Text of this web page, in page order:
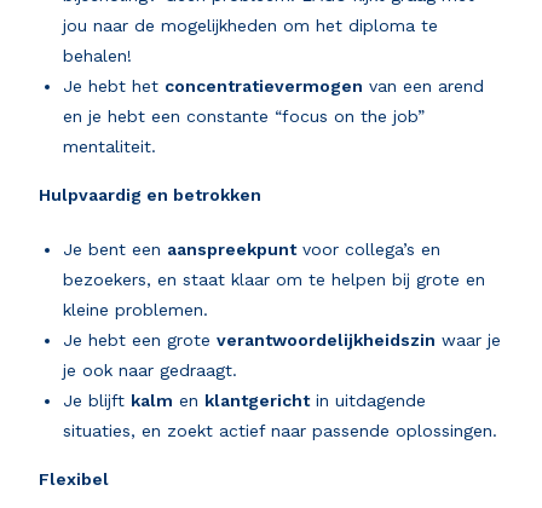
jou naar de mogelijkheden om het diploma te
behalen!
Je hebt het concentratievermogen van een arend
en je hebt een constante “focus on the job”
mentaliteit.
Hulpvaardig en betrokken
Je bent een aanspreekpuntvoor collega’s en
bezoekers, en staat klaar om te helpen bij grote en
kleine problemen.
Je hebt een groteverantwoordelijkheidszin waar je
je ook naar gedraagt.
Je blijft kalm en klantgerichtin uitdagende
situaties, en zoekt actief naar passende oplossingen.
Flexibel